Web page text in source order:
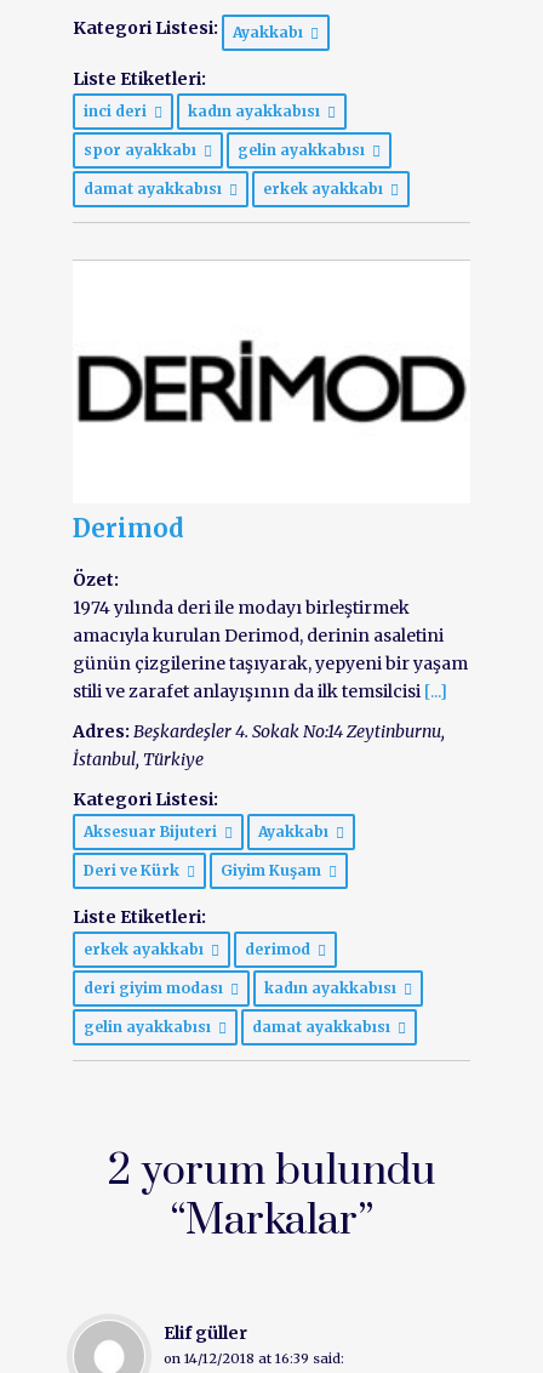
Kategori Listesi:
Ayakkabı
Liste Etiketleri:
inci deri kadın ayakkabısı
spor ayakkabı gelin ayakkabısı
damat ayakkabısı erkek ayakkabı
Derimod
Özet:
1974 yılında deri ile modayı birleştirmek
amacıyla kurulan Derimod, derinin asaletini
günün çizgilerine taşıyarak, yepyeni bir yaşam
stili ve zarafet anlayışının da ilk temsilcisi [...]
Adres: Beşkardeşler 4. Sokak No:14 Zeytinburnu,
İstanbul, Türkiye
Kategori Listesi:
Aksesuar Bijuteri Ayakkabı
Deri ve Kürk Giyim Kuşam
Liste Etiketleri:
erkek ayakkabı derimod
deri giyim modası kadın ayakkabısı
gelin ayakkabısı damat ayakkabısı
2 yorum bulundu
“Markalar”
Elif güller
on 14/12/2018 at 16:39 said: